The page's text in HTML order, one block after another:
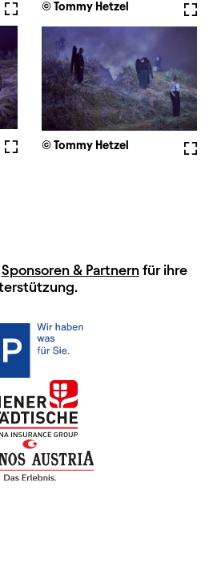
© Tommy Hetzel
Vollbild
Vollbild© Tommy Hetzel
Sponsoren & Partnernfür ihre